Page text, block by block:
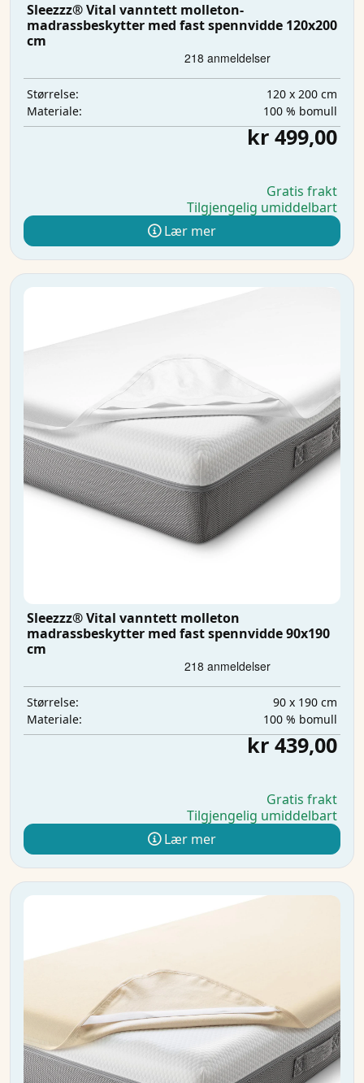
Sleezzz® Vital vanntett molleton-
madrassbeskytter med fast spennvidde 120x200
cm
Størrelse:
120 x 200 cm
Materiale:
100 % bomull
kr 499,00
Gratis frakt
Tilgjengelig umiddelbart
Lær mer
Sleezzz® Vital vanntett molleton
madrassbeskytter med fast spennvidde 90x190
cm
Størrelse:
90 x 190 cm
Materiale:
100 % bomull
kr 439,00
Gratis frakt
Tilgjengelig umiddelbart
Lær mer